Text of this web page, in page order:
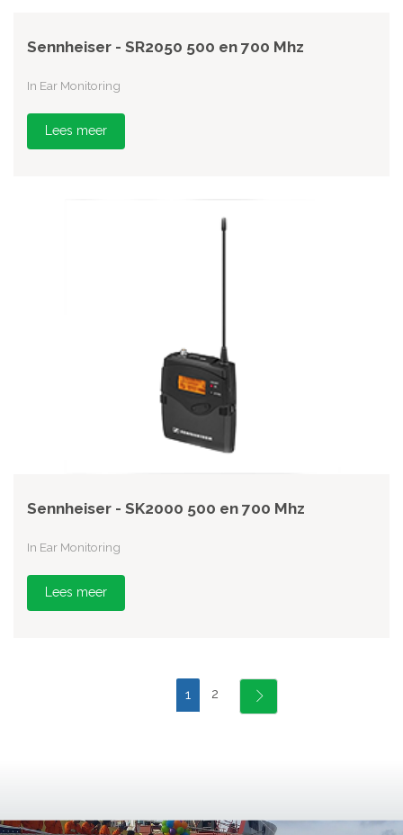
Sennheiser - SR2050 500 en 700 Mhz
In Ear Monitoring
Lees meer
Sennheiser - SK2000 500 en 700 Mhz
In Ear Monitoring
Lees meer
1 2